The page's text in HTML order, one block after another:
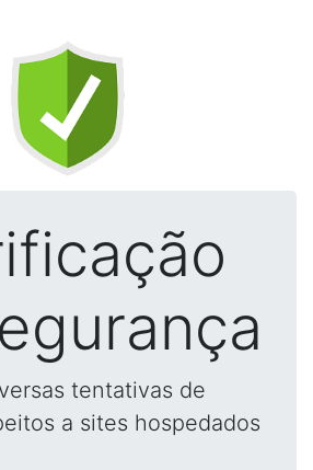
tentativas de
a sites hospedados